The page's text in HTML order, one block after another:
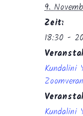
9.
Zeit:
18:30 -
Kundalini
Kundalini